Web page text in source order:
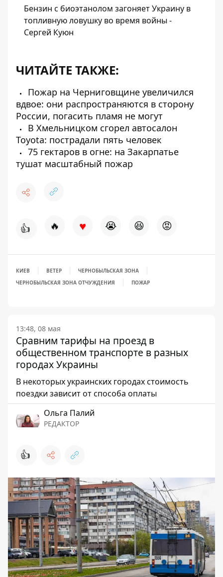
Бензин с биоэтанолом загоняет Украину в
топливную ловушку во время войны -
Сергей Куюн
ЧИТАЙТЕ ТАКЖЕ:
Пожар на Черниговщине увеличился
вдвое: они распространяются в сторону
России, погасить пламя не могут
В Хмельницком сгорел автосалон
Toyota: пострадали пять человек
75 гектаров в огне: на Закарпатье
тушат масштабный пожар
👍 🔥 ♥ 😭 😆 😡
КИЕВ ВЕТЕР
ЧЕРНОБЫЛЬСКАЯ ЗОНА
ЧЕРНОБЫЛЬСКАЯ ЗОНА ОТЧУЖДЕНИЯ
ПОЖАР
13:48, 08 мая
Сравним тарифы на проезд в
общественном транспорте в разных
городах Украины
В некоторых украинских городах стоимость
поездки зависит от способа оплаты
Ольга Палий
РЕДАКТОР
👍